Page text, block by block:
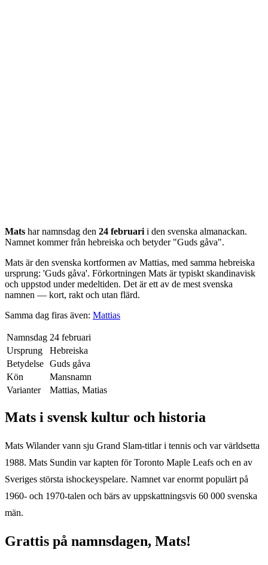
Mats har namnsdag den 24 februari i den svenska almanackan.
Namnet kommer från hebreiska och betyder "Guds gåva".
Mats är den svenska kortformen av Mattias, med samma hebreiska
ursprung: 'Guds gåva'. Förkortningen Mats är typiskt skandinavisk
och uppstod under medeltiden. Det är ett av de mest svenska
namnen — kort, rakt och utan flärd.
Samma dag firas även: Mattias
Namnsdag 24 februari
Ursprung
Hebreiska
Betydelse Guds gåva
Kön
Mansnamn
Varianter
Mattias, Matias
Mats i svensk kultur och historia
Mats Wilander vann sju Grand Slam-titlar i tennis och var världsetta
1988. Mats Sundin var kapten för Toronto Maple Leafs och en av
Sveriges största ishockeyspelare. Namnet var enormt populärt på
1960- och 1970-talen och bärs av uppskattningsvis 60 000 svenska
män.
Grattis på namnsdagen, Mats!